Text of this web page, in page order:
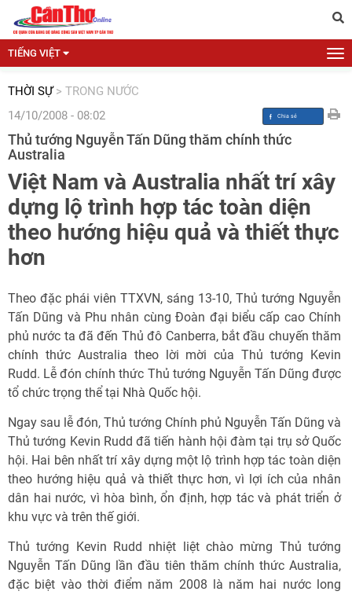
TIẾNG VIỆT
THỜI SỰ > TRONG NƯỚC
14/10/2008 - 08:02
Thủ tướng Nguyễn Tấn Dũng thăm chính thức
Australia
Việt Nam và Australia nhất trí xây
dựng lộ trình hợp tác toàn diện
theo hướng hiệu quả và thiết thực
hơn
Theo đặc phái viên TTXVN, sáng 13-10, Thủ tướng Nguyễn
Tấn Dũng và Phu nhân cùng Đoàn đại biểu cấp cao Chính
phủ nước ta đã đến Thủ đô Canberra, bắt đầu chuyến thăm
chính thức Australia theo lời mời của Thủ tướng Kevin
Rudd. Lễ đón chính thức Thủ tướng Nguyễn Tấn Dũng được
tổ chức trọng thể tại Nhà Quốc hội.
Ngay sau lễ đón, Thủ tướng Chính phủ Nguyễn Tấn Dũng và
Thủ tướng Kevin Rudd đã tiến hành hội đàm tại trụ sở Quốc
hội. Hai bên nhất trí xây dựng một lộ trình hợp tác toàn diện
theo hướng hiệu quả và thiết thực hơn, vì lợi ích của nhân
dân hai nước, vì hòa bình, ổn định, hợp tác và phát triển ở
khu vực và trên thế giới.
Thủ tướng Kevin Rudd nhiệt liệt chào mừng Thủ tướng
Nguyễn Tấn Dũng lần đầu tiên thăm chính thức Australia,
đặc biệt vào thời điểm năm 2008 là năm hai nước long